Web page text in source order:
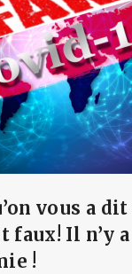
vous a
faux! Il n’y a
!